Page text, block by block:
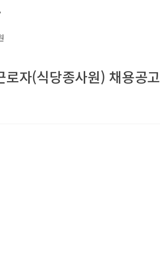
자(식당종사원) 채용공고